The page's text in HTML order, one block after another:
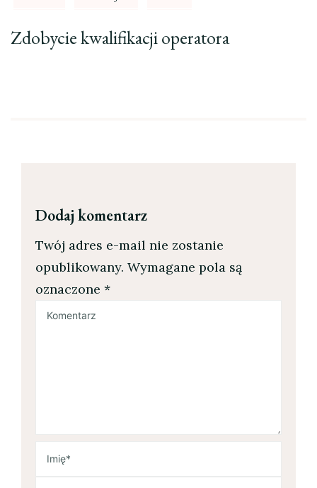
Zdobycie kwalifikacji operatora
Dodaj komentarz
Twój adres e-mail nie zostanie
opublikowany. Wymagane pola są
oznaczone *